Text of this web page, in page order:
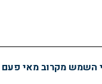
השמש מקרוב מאי פעם